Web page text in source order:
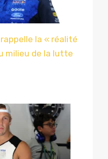
la « réalité
milieu de la lutte